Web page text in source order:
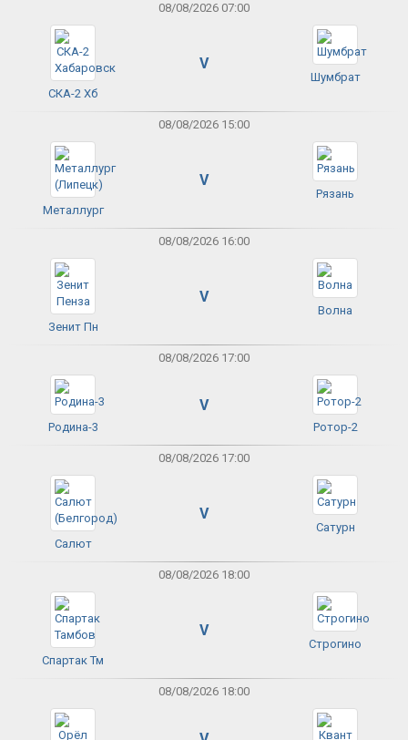
08/08/2026 07:00
СКА-2 Хб
V
Шумбрат
08/08/2026 15:00
Металлург
V
Рязань
08/08/2026 16:00
Зенит Пн
V
Волна
08/08/2026 17:00
Родина-3
V
Ротор-2
08/08/2026 17:00
Салют
V
Сатурн
08/08/2026 18:00
Спартак Тм
V
Строгино
08/08/2026 18:00